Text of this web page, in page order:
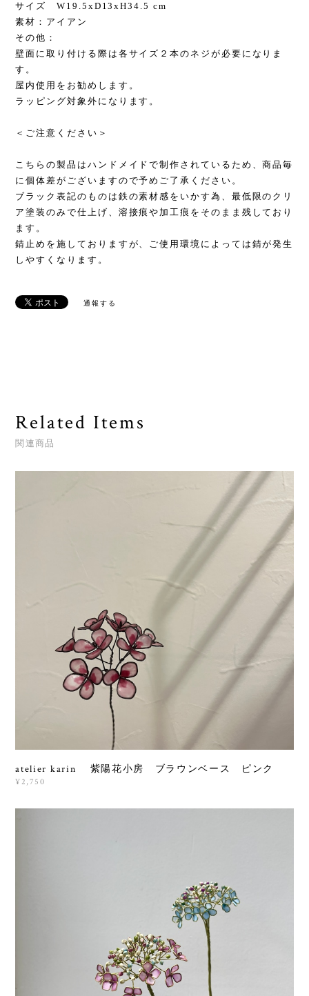
サイズ W19.5xD13xH34.5 cm
素材：アイアン
その他：
壁面に取り付ける際は各サイズ２本のネジが必要になりま
す。
屋内使用をお勧めします。
ラッピング対象外になります。
＜ご注意ください＞
こちらの製品はハンドメイドで制作されているため、商品毎
に個体差がございますので予めご了承ください。
ブラック表記のものは鉄の素材感をいかす為、最低限のクリ
ア塗装のみで仕上げ、溶接痕や加工痕をそのまま残しており
ます。
錆止めを施しておりますが、ご使用環境によっては錆が発生
しやすくなります。
通報する
Related Items
関連商品
atelier karin 紫陽花小房 ブラウンベース ピンク
¥2,750